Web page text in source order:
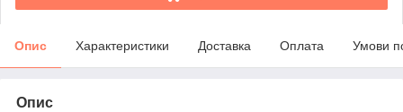
Опис Характеристики Доставка Оплата Умови
Опис